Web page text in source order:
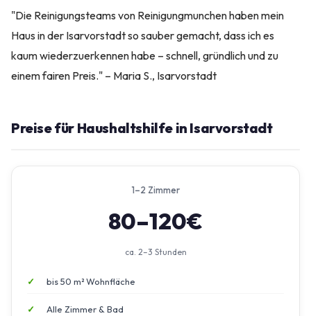
"Die Reinigungsteams von Reinigungmunchen haben mein
Haus in der Isarvorstadt so sauber gemacht, dass ich es
kaum wiederzuerkennen habe – schnell, gründlich und zu
einem fairen Preis." – Maria S., Isarvorstadt
Preise für Haushaltshilfe in Isarvorstadt
1–2 Zimmer
80–120€
ca. 2–3 Stunden
bis 50 m² Wohnfläche
Alle Zimmer & Bad